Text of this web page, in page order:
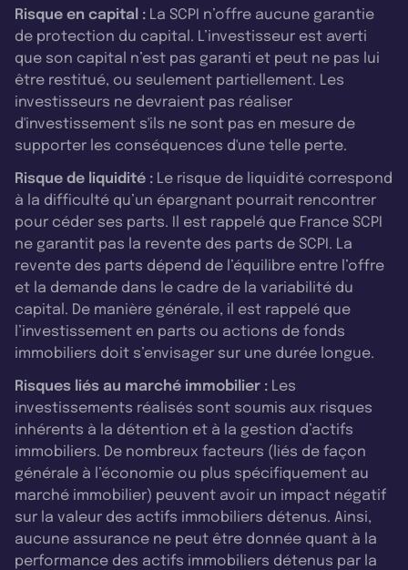
Risque en capital : La SCPI n’offre aucune garantie
de protection du capital. L’investisseur est averti
que son capital n’est pas garanti et peut ne pas lui
être restitué, ou seulement partiellement. Les
investisseurs ne devraient pas réaliser
d'investissement s'ils ne sont pas en mesure de
supporter les conséquences d'une telle perte.
Risque de liquidité : Le risque de liquidité correspond
à la difficulté qu’un épargnant pourrait rencontrer
pour céder ses parts. Il est rappelé que France SCPI
ne garantit pas la revente des parts de SCPI. La
revente des parts dépend de l’équilibre entre l’offre
et la demande dans le cadre de la variabilité du
capital. De manière générale, il est rappelé que
l’investissement en parts ou actions de fonds
immobiliers doit s’envisager sur une durée longue.
Risques liés au marché immobilier : Les
investissements réalisés sont soumis aux risques
inhérents à la détention et à la gestion d’actifs
immobiliers. De nombreux facteurs (liés de façon
générale à l’économie ou plus spécifiquement au
marché immobilier) peuvent avoir un impact négatif
sur la valeur des actifs immobiliers détenus. Ainsi,
aucune assurance ne peut être donnée quant à la
performance des actifs immobiliers détenus par la